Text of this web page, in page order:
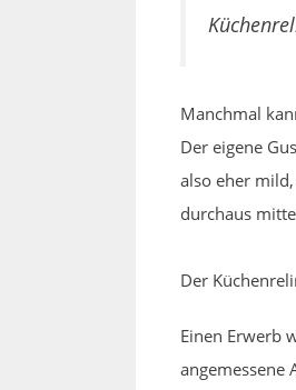
Manchmal
Der eigene
also eher
durchaus
Der
Einen Erwerb
angemessene